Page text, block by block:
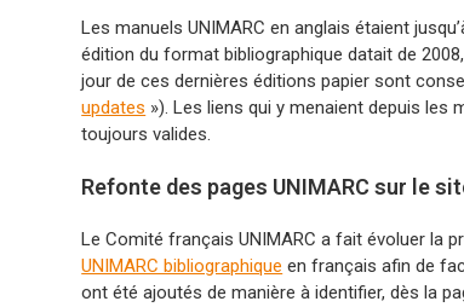
Les manuels UNIMARC en anglais étaient
édition du format bibliographique datait de
jour de ces dernières éditions papier sont
updates »). Les liens qui y menaient depuis les
toujours valides.
Refonte des pages UNIMARC sur le
Le Comité français UNIMARC a fait évoluer la
UNIMARC bibliographique en français afin de
ont été ajoutés de manière à identifier, dès la